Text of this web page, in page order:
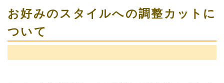
お好みのスタイルへの調整カットに
ついて